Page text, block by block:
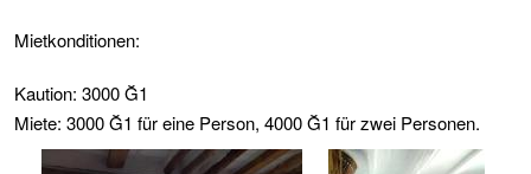
Mietkonditionen:
Kaution: 3000 Ğ1
Miete: 3000 Ğ1 für eine Person, 4000 Ğ1 für zwei Personen.